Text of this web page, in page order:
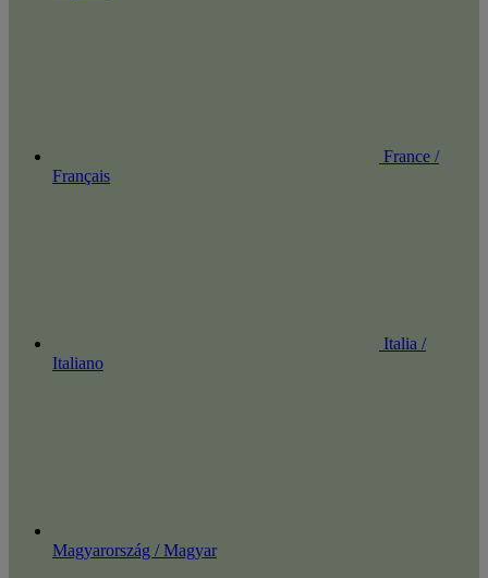
France /
Français
Italia /
Italiano
Magyarország / Magyar